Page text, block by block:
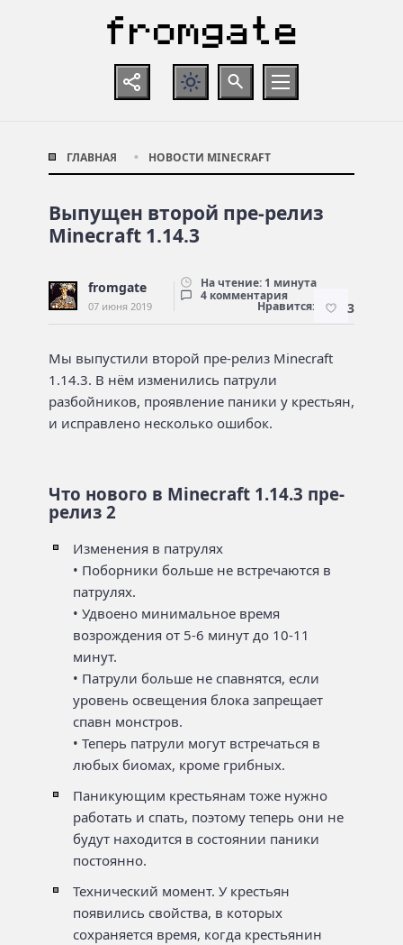
ГЛАВНАЯ НОВОСТИ MINECRAFT
Выпущен второй пре-релиз
Minecraft 1.14.3
fromgate
07 июня 2019
На чтение: 1 минута
4 комментария
Нравится: 3
Мы выпустили второй пре-релиз Minecraft
1.14.3. В нём изменились патрули
разбойников, проявление паники у крестьян,
и исправлено несколько ошибок.
Что нового в Minecraft 1.14.3 пре-
релиз 2
Изменения в патрулях
• Поборники больше не встречаются в
патрулях.
• Удвоено минимальное время
возрождения от 5-6 минут до 10-11
минут.
• Патрули больше не спавнятся, если
уровень освещения блока запрещает
спавн монстров.
• Теперь патрули могут встречаться в
любых биомах, кроме грибных.
Паникующим крестьянам тоже нужно
работать и спать, поэтому теперь они не
будут находится в состоянии паники
постоянно.
Технический момент. У крестьян
появились свойства, в которых
сохраняется время, когда крестьянин